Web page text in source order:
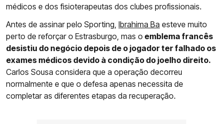
médicos e dos fisioterapeutas dos clubes profissionais.
Antes de assinar pelo Sporting, Ibrahima Ba esteve muito
perto de reforçar o Estrasburgo, mas o emblema francês
desistiu do negócio depois de o jogador ter falhado os
exames médicos devido à condição do joelho direito.
Carlos Sousa considera que a operação decorreu
normalmente e que o defesa apenas necessita de
completar as diferentes etapas da recuperação.